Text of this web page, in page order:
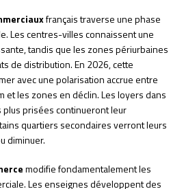
français traverse une phase
Les centres-villes connaissent une
tandis que les zones périurbaines
de distribution. En 2026, cette
avec une polarisation accrue entre
et les zones en déclin. Les loyers dans
prisées continueront leur
quartiers secondaires verront leurs
diminuer.
modifie fondamentalement les
Les enseignes développent des